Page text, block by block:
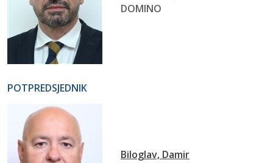
DOMINO
POTPREDSJEDNIK
Biloglav, Damir